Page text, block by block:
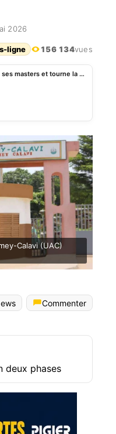
2026
ligne 156 134vues
Bénin : l’UAC réforme ses masters et tourne la page des écoles doctorales
Calavi (UAC)
Commenter
deux phases